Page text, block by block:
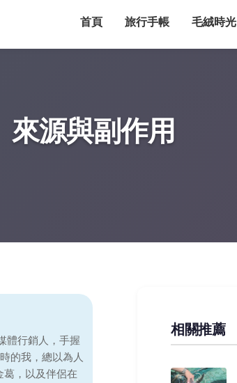
首頁 旅行手帳 毛絨時光
來源與副作用
體行銷人，手握
的我，總以為人
，以及伴侶在
相關推薦